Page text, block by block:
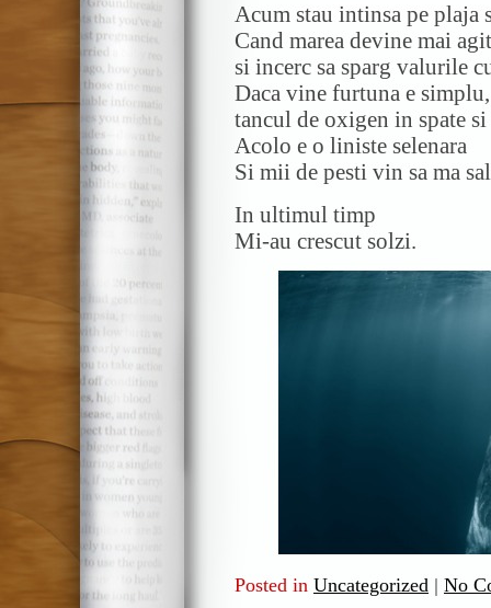
Acum stau intinsa pe plaja
Cand marea devine mai
si incerc sa sparg valurile
Daca vine furtuna e
tancul de oxigen in spate
Acolo e o liniste selenara
Si mii de pesti vin sa ma
In ultimul timp
Mi-au crescut solzi.
Posted in Uncategorized | No